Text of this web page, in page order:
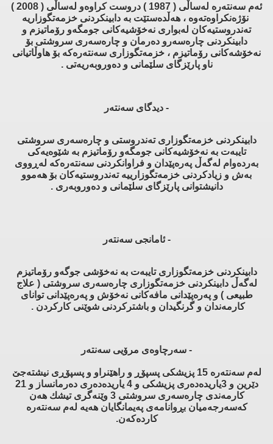
ئەم سەنتەرە لەساڵی ( 1987 ) دروست كراوەو لەساڵی ( 2008 )
نۆژەنكراوەتەوە ، هەڵدەستێت بە دابینكردنی خزمەتگوزاریە
تەندروستیەكان لەبواری نەخۆشیەكانی جومگەو رۆماتیزم و
دابینكردنی چارەسەرو دەرمان و چارەسەری سروشتی بۆ
نەخۆشەكانی رۆماتیزم ، خزمەتگوزاری سەنتەرەكە بۆ هاوڵاتیانی
ناو پارێزگای سلێمانی و دەوروبەریەتی .
- دیدگای سەنتەر
دابینكردنی خزمەتگوزاری تەندروستی و چارەسەری سروشتی
تایبەت بە نەخۆشیەكانی جومگەو رۆماتیزم بە شێوەیەكی
بەردەوام لەگەڵ پەرەپێدان و فراوانكردنی سەنتەرەكە لەڕووی
بەش و زیادكردنی خزمەتگوزارییە تەندروستیەكان بۆ هەموو
دانیشتوانی پارێزگای سلێمانی و دەوروبەری .
- ئامانجی سەنتەر
دابینكردنی خزمەتگوزاری تایبەت بە نەخۆشی جوگەو رۆماتیزم
لەگەڵ دابینكردنی خزمەتگوزاری چارەسەری سروشتی ( علاج
طبیعی ) و پەرەپێدانی مافەكانی نەخۆش و پەرەپێدانی توانای
كارمەندان و گرنگیدان و باشتركردنی شوێنی كاركردن .
- سەرچاوەی مرۆیی سەنتەر
لەم سەنتەرە 15 پزیشكی پسپۆڕ و راهێنراو و پسپۆڕی نیشتەجێ
دێرین و 3یاریدەدەری پزیشكی و 4 یاریدەدەری دەرمانساز و 21
كارمەندی چارەسەری سروشتی 3 وێنەگری تیشك هەن
كەسەرجەمیان بڕوانامەی پەیمانگایان هەیە لەم سەنتەرە
كاردەكەن.